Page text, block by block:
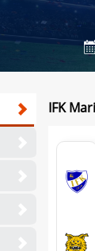
IFK